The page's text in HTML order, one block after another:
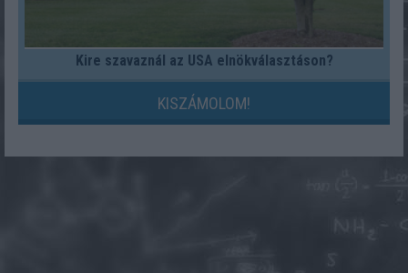
Kire szavaznál az USA elnökválasztáson?
KISZÁMOLOM!